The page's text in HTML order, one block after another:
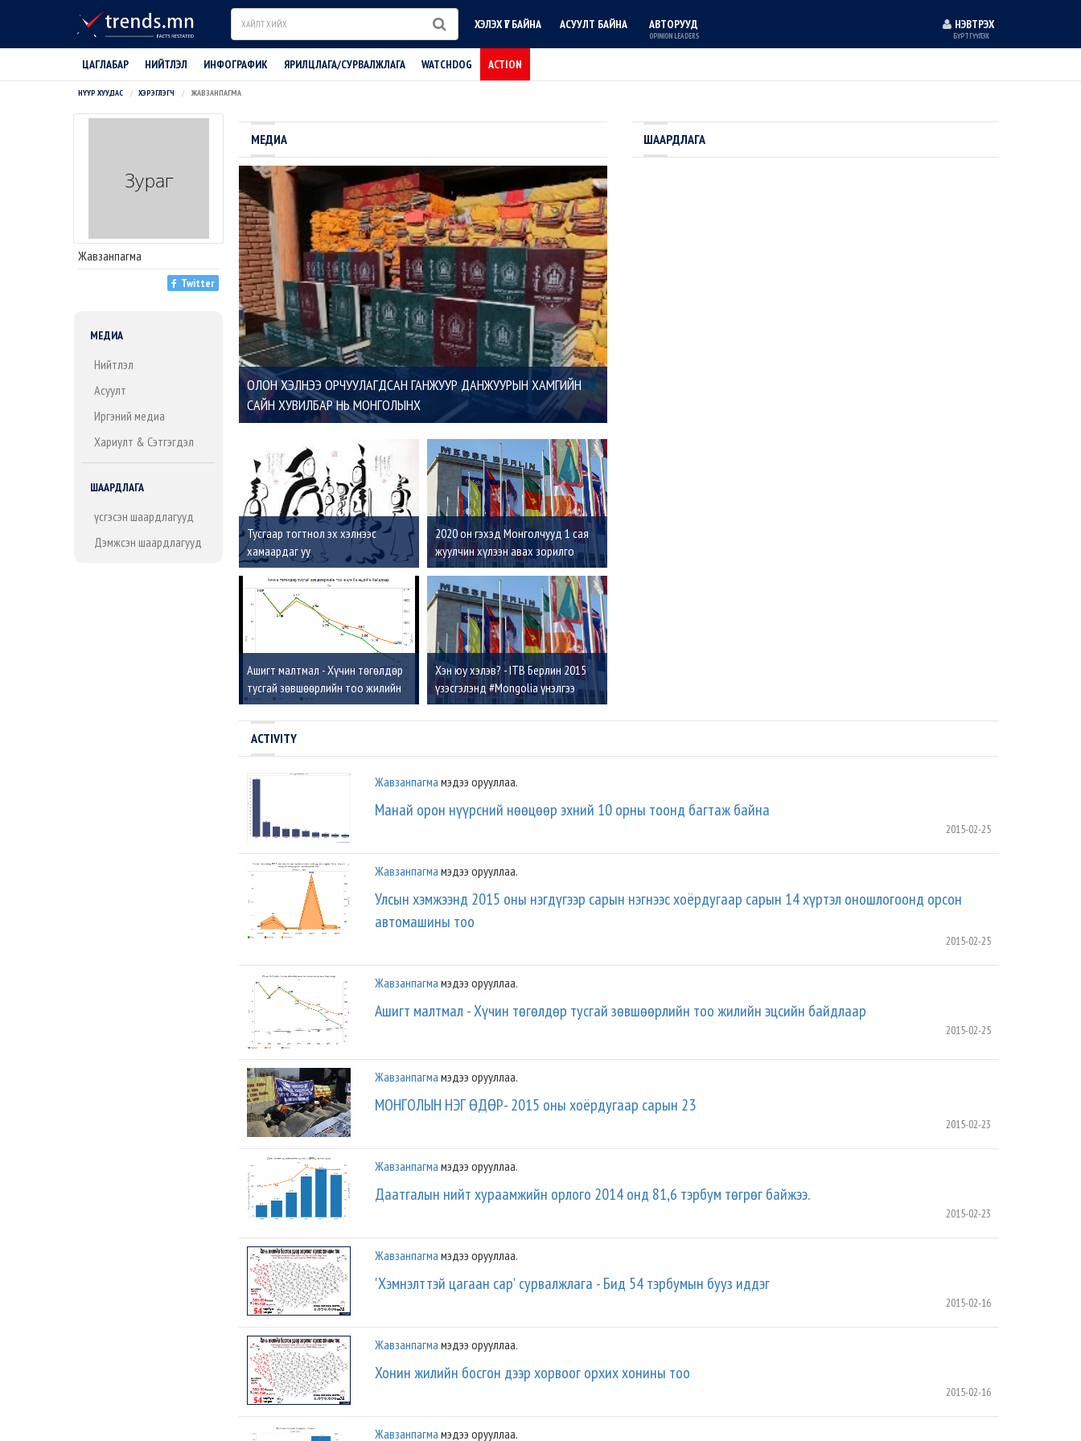
Search ХЭЛЭХ ҮГ БАЙНА АСУУЛТ БАЙНА АВТОРУУД
OPINION LEADERS
НЭВТРЭХ
БҮРТГҮҮЛЭХ
ЦАГЛАБАР НИЙТЛЭЛ ИНФОГРАФИК ЯРИЛЦЛАГА/СУРВАЛЖЛАГА WATCHDOG ACTION
НҮҮР ХУУДАС ХЭРЭГЛЭГЧ ЖАВЗАНПАГМА
Жавзанпагма
Twitter
МЕДИА
Нийтлэл
Асуулт
Иргэний медиа
Хариулт & Сэтгэгдэл
ШААРДЛАГА
Үүсгэсэн шаардлагууд
Дэмжсэн шаардлагууд
МЕДИА
ОЛОН ХЭЛНЭЭ ОРЧУУЛАГДСАН ГАНЖУУР ДАНЖУУРЫН ХАМГИЙН
САЙН ХУВИЛБАР НЬ МОНГОЛЫНХ
Тусгаар тогтнол эх хэлнээс
хамаардаг уу
2020 он гэхэд Монголчууд 1 сая
жуулчин хүлээн авах зорилго
тавьжээ
Ашигт малтмал - Хүчин төгөлдөр
тусгай зөвшөөрлийн тоо жилийн
эцсийн байдлаар
Хэн юу хэлэв? - ITB Берлин 2015
үзэсгэлэнд #Mongolia үнэлгээ
өндөртэй байна. RT!
ШААРДЛАГА
ACTIVITY
Жавзанпагма мэдээ орууллаа.
Манай орон нүүрсний нөөцөөр эхний 10 орны тоонд багтаж байна
2015-02-25
Жавзанпагма мэдээ орууллаа.
Улсын хэмжээнд 2015 оны нэгдүгээр сарын нэгнээс хоёрдугаар сарын 14 хүртэл оношлогоонд орсон
автомашины тоо
2015-02-25
Жавзанпагма мэдээ орууллаа.
Ашигт малтмал - Хүчин төгөлдөр тусгай зөвшөөрлийн тоо жилийн эцсийн байдлаар
2015-02-25
Жавзанпагма мэдээ орууллаа.
МОНГОЛЫН НЭГ ӨДӨР- 2015 оны хоёрдугаар сарын 23
2015-02-23
Жавзанпагма мэдээ орууллаа.
Даатгалын нийт хураамжийн орлого 2014 онд 81,6 тэрбум төгрөг байжээ.
2015-02-23
Жавзанпагма мэдээ орууллаа.
'Хэмнэлттэй цагаан сар' сурвалжлага - Бид 54 тэрбумын бууз иддэг
2015-02-16
Жавзанпагма мэдээ орууллаа.
Хонин жилийн босгон дээр хорвоог орхих хонины тоо
2015-02-16
Жавзанпагма мэдээ орууллаа.